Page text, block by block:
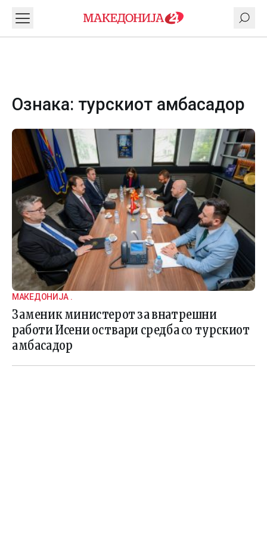
Ознака: турскиот амбасадор
МАКЕДОНИЈА .
Заменик министерот за внатрешни
работи Исени оствари средба со турскиот
амбасадор